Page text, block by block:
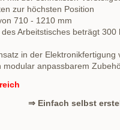
zur höchsten Position
710 - 1210 mm
Arbeitstisches beträgt
in der Elektronikfertigung
modular anpassbarem
erstellen